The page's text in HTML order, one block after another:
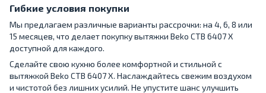
Гибкие условия покупки
Мы предлагаем различные варианты рассрочки: на 4, 6, 8 или
15 месяцев, что делает покупку вытяжки Beko CTB 6407 X
доступной для каждого.
Сделайте свою кухню более комфортной и стильной с
вытяжкой Beko CTB 6407 X. Наслаждайтесь свежим воздухом
и чистотой без лишних усилий. Не упустите шанс улучшить